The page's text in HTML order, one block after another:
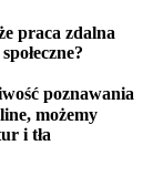
praca zdalna
poznawania
możemy
i tła